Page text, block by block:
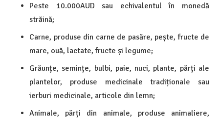
Peste 10.000AUD sau echivalentul în monedă
străină;
Carne, produse din carne de pasăre, pește, fructe de
mare, ouă, lactate, fructe și legume;
Grăunțe, semințe, bulbi, paie, nuci, plante, părți ale
plantelor, produse medicinale tradiționale sau
ierburi medicinale, articole din lemn;
Animale, părți din animale, produse animaliere,